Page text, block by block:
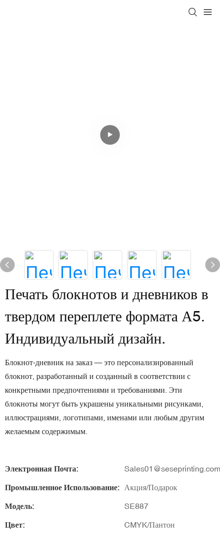
Печать блокнотов и дневников в
твердом переплете формата А5.
Индивидуальный дизайн.
Блокнот-дневник на заказ — это персонализированный
блокнот, разработанный и созданный в соответствии с
конкретными предпочтениями и требованиями. Эти
блокноты могут быть украшены уникальными рисунками,
иллюстрациями, логотипами, именами или любым другим
желаемым содержимым.
Электронная Почта: Sales01@seseprinting.com
Промышленное Использование: Акция/Подарок
Модель: SE887
Цвет: CMYK/Пантон